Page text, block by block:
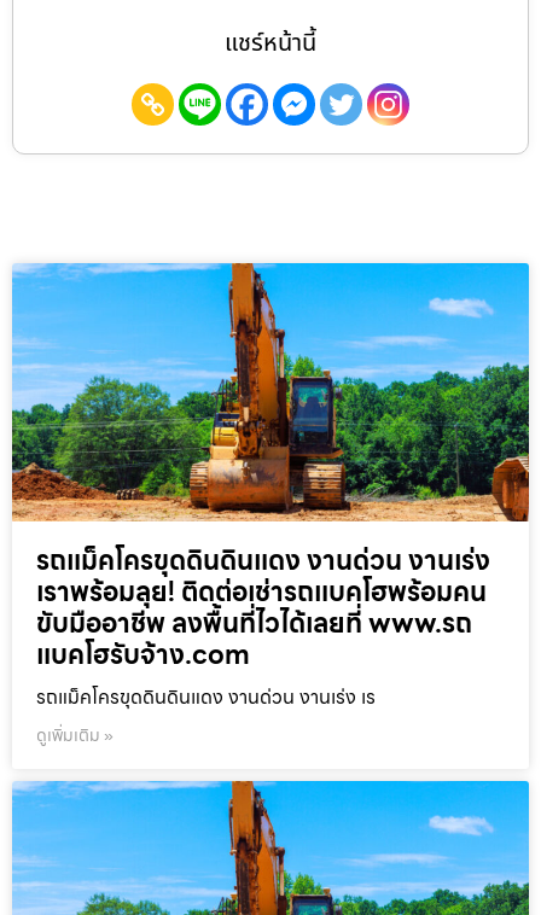
แชร์หน้านี้
รถแม็คโครขุดดินดินแดง งานด่วน งานเร่ง
เราพร้อมลุย! ติดต่อเช่ารถแบคโฮพร้อมคน
ขับมืออาชีพ ลงพื้นที่ไวได้เลยที่ www.รถ
แบคโฮรับจ้าง.com
รถแม็คโครขุดดินดินแดง งานด่วน งานเร่ง เร
ดูเพิ่มเติม »